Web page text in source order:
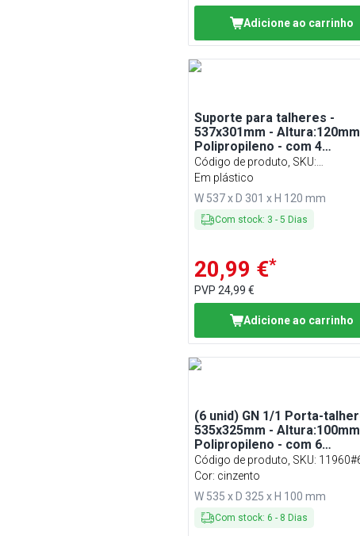
Adicione ao carrinho
Suporte para talheres -
537x301mm -
Polipropileno - com 4
compartimentos - incl.
Cinzento
Código de produto, SKU:
BKGGP4#DBKGS4
Em plástico
W 537 x D 301 x H 120 mm
Com stock: 3 - 5 Dias
20,99 €*
PVP 24,99 €
Adicione ao carrinho
(6 unid) GN 1/1 Porta-
535x325mm -
Polipropileno - com 6
compartimentos
Código de produto, SKU:
Cor: cinzento
W 535 x D 325 x H 100 mm
Com stock: 6 - 8 Dias